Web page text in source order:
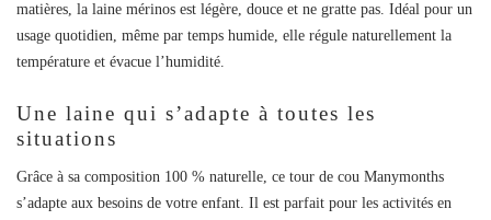
matières, la laine mérinos est légère, douce et ne gratte pas. Idéal pour un
usage quotidien, même par temps humide, elle régule naturellement la
température et évacue l’humidité.
Une laine qui s’adapte à toutes les
situations
Grâce à sa composition 100 % naturelle, ce tour de cou Manymonths
s’adapte aux besoins de votre enfant. Il est parfait pour les activités en